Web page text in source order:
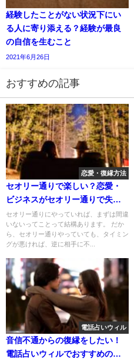
経験したことがない状況下にい
る人に寄り添える？経験が最良
の自信を生むこと
2021年6月26日
おすすめの記事
恋愛・復縁方法
セオリー通りで楽しい？恋愛・
ビジネスがセオリー通りで失敗
する理由と対処法
セオリー通りにやっていれば、まずは間違
いないってことって結構あります。 だか
ら、セオリー通りやっていても、タイミン
グが悪ければ、逆に相手に不...
電話占いウィル
音信不通からの復縁をしたい！
電話占いウィルでおすすめの復